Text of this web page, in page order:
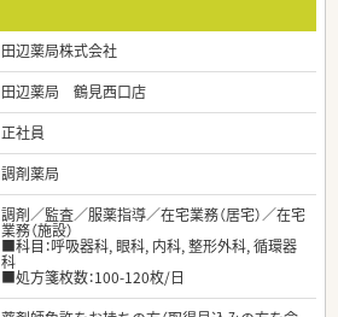
田辺薬局株式会社
田辺薬局 鶴見西口店
正社員
調剤薬局
調剤／監査／服薬指導／在宅業務（居宅）／在宅
業務（施設）
■科目：呼吸器科, 眼科, 内科, 整形外科, 循環器
科
■処方箋枚数：100-120枚/日